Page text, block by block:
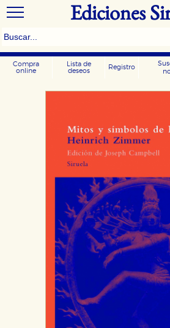
Ediciones
Compra
online
Lista de
deseos
Registro